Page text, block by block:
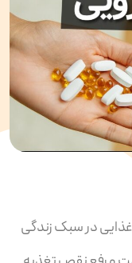
در سبک زندگی